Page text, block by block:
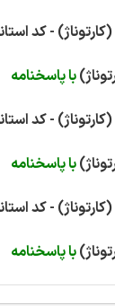
با پاسخنامه
با پاسخنامه
با پاسخنامه